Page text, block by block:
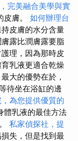
完美融合美學與實
膚。 如何辦理台
皮膚的水分含量
露比潤膚露要脂
理，因為那時皮
乳液更適合乾燥
大的優勢在於，
待坐在浴缸的邊
為您提供優質的
體乳液的最佳方法
私家偵探社，提
失，但是找到最